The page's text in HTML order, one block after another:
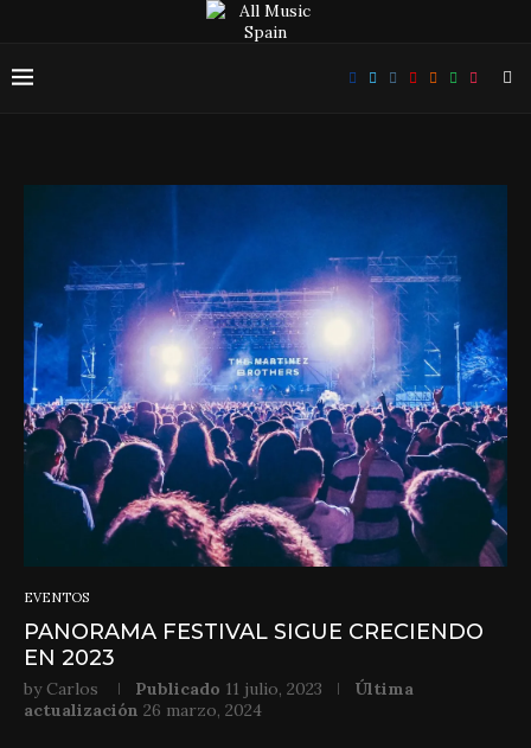
EVENTOS
PANORAMA FESTIVAL SIGUE CRECIENDO
EN 2023
by Carlos Publicado 11 julio, 2023
Última
actualización 26 marzo, 2024